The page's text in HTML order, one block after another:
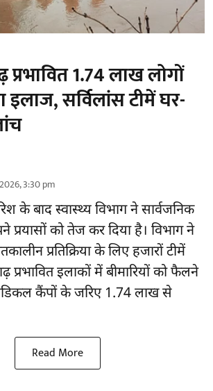
1.74 लाख लोगों
इलाज, सर्विलांस टीमें घर-
3:30 pm
के बाद स्वास्थ्य विभाग ने सार्वजनिक
प्रयासों को तेज कर दिया है। विभाग ने
प्रतिक्रिया के लिए हजारों टीमें
प्रभावित इलाकों में बीमारियों को फैलने
कैंपों के जरिए 1.74 लाख से
Read More